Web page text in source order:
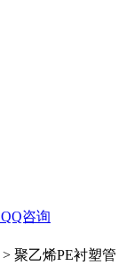
QQ咨询
> 聚乙烯PE衬塑管